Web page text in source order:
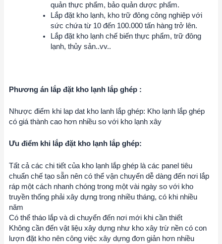
quản thực phẩm, bảo quản dược phẩm.
Lắp đặt kho lạnh, kho trữ đông công nghiệp với
sức chứa từ 10 đến 100.000 tấn hàng trở lên.
Lắp đặt kho lạnh chế biến thực phẩm, trữ đông
lạnh, thủy sản..vv..
Phương án lắp đặt kho lạnh lắp ghép :
Nhược điểm khi lap dat kho lanh lắp ghép: Kho lạnh lắp ghép
có giá thành cao hơn nhiều so với kho lạnh xây
Ưu điểm khi lắp đặt kho lạnh lắp ghép:
Tất cả các chi tiết của kho lạnh lắp ghép là các panel tiêu
chuẩn chế tạo sẵn nên có thể vận chuyển dễ dàng đến nơi lắp
ráp một cách nhanh chóng trong một vài ngày so với kho
truyền thống phải xây dựng trong nhiều tháng, có khi nhiều
năm
Có thể tháo lắp và di chuyển đến nơi mới khi cần thiết
Không cần đến vật liệu xây dựng như kho xây trừ nền có con
lượn đặt kho nên công việc xây dựng đơn giản hơn nhiều